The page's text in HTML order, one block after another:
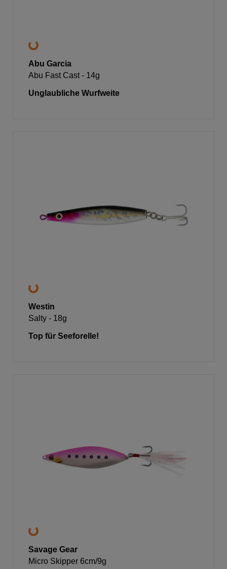
Abu Garcia
Abu Fast Cast - 14g
Unglaubliche Wurfweite
Westin
Salty - 18g
Top für Seeforelle!
Savage Gear
Micro Skipper 6cm/9g